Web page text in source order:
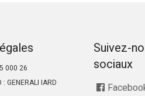
000 26
GENERALI IARD
Suivez-
sociaux